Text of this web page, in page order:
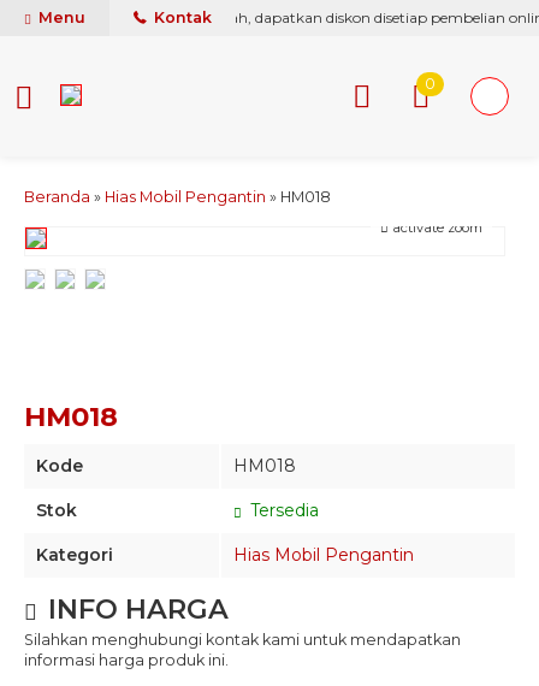
berikan yang terbaik & termurah, dapatkan diskon disetiap pembelian
Menu Kontak
0
Beranda » Hias Mobil Pengantin » HM018
activate zoom
HM018
Kode HM018
Stok Tersedia
Kategori Hias Mobil Pengantin
INFO HARGA
Silahkan menghubungi kontak kami untuk mendapatkan
informasi harga produk ini.